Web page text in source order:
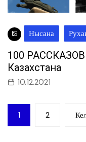
Нысана
100
Казахстана
10.12.2021
записей
1 2